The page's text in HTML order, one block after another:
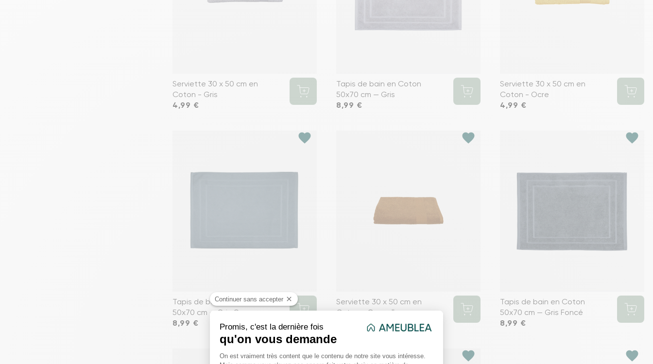
Serviette 30 x 50 cm en
Coton - Gris
Prix
4,99 €
Tapis de bain en Coton
50x70 cm — Gris
Prix
8,99 €
Serviette 30 x 50 cm en
Coton - Ocre
Prix
4,99 €
favorite
Tapis de bain en Coton
50x70 cm — Gris Orage
Prix
8,99 €
favorite
Serviette 30 x 50 cm en
Coton - Cannelle
favorite
Tapis de bain en Coton
50x70 cm — Gris Foncé
Prix
8,99 €
favorite favorite favorite